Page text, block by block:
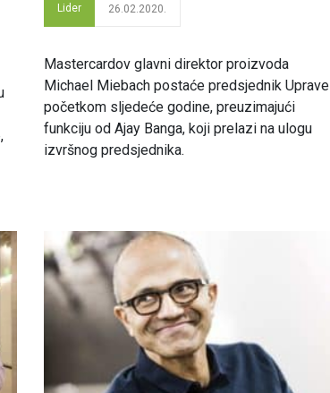
Lider 26.02.2020.
Mastercardov glavni direktor proizvoda
Michael Miebach postaće predsjednik Uprave
početkom sljedeće godine, preuzimajući
funkciju od Ajay Banga, koji prelazi na ulogu
izvršnog predsjednika.